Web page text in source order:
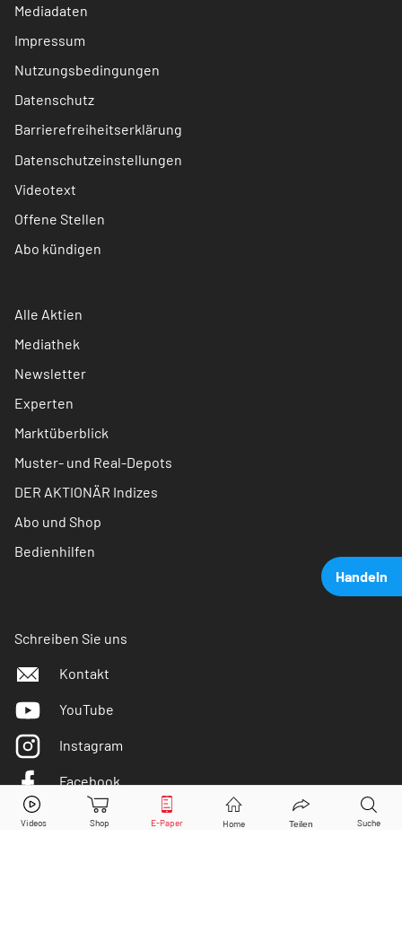
Handeln
Airbus Aktie jetzt handeln?
Mediadaten
Impressum
Nutzungsbedingungen
Datenschutz
Barrierefreiheitserklärung
Datenschutzeinstellungen
Videotext
Offene Stellen
Abo kündigen
Alle Aktien
Mediathek
Newsletter
Experten
Marktüberblick
Muster- und Real-Depots
DER AKTIONÄR Indizes
Abo und Shop
Bedienhilfen
Schreiben Sie uns
Kontakt
YouTube
Instagram
Facebook
Twitter